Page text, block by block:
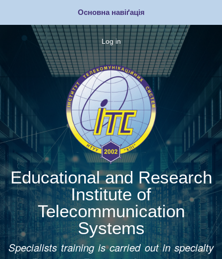
to
main
content
Основна навіґація
Log in
Educational and Research
Institute of
Telecommunication
Systems
Specialists training is carried out in specialty